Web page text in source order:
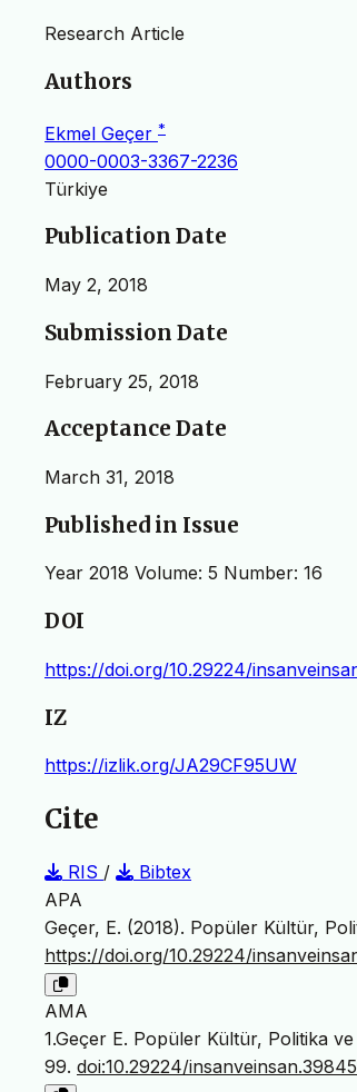
Research Article
Authors
Ekmel Geçer *
0000-0003-3367-2236
Türkiye
Publication Date
May 2, 2018
Submission Date
February 25, 2018
Acceptance Date
March 31, 2018
Published in Issue
Year 2018 Volume: 5 Number: 16
DOI
https://doi.org/10.29224/
IZ
https://izlik.org/JA29CF95UW
Cite
RIS /
Bibtex
APA
Geçer, E. (2018). Popüler Kültür,
https://doi.org/10.29224/
AMA
1.Geçer E. Popüler Kültür, Politika
99. doi:10.29224/